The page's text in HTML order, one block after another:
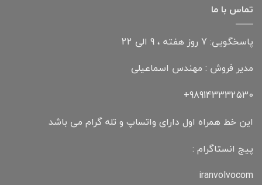
تماس با ما
پاسخگویی: 7 روز هفته ، 9 الی 22
مدیر فروش : مهندس اسماعیلی
989143332530+
این خط همراه اول دارای واتساپ و تله گرام می باشد
پیج انستاگرام :
iranvolvocom